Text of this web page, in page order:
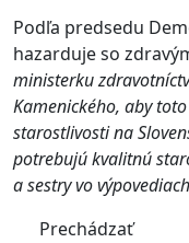
Prechádzať
Podľa predsedu
hazarduje so
ministerku
Kamenického, aby
starostlivosti na
potrebujú kvalitnú
a sestry vo